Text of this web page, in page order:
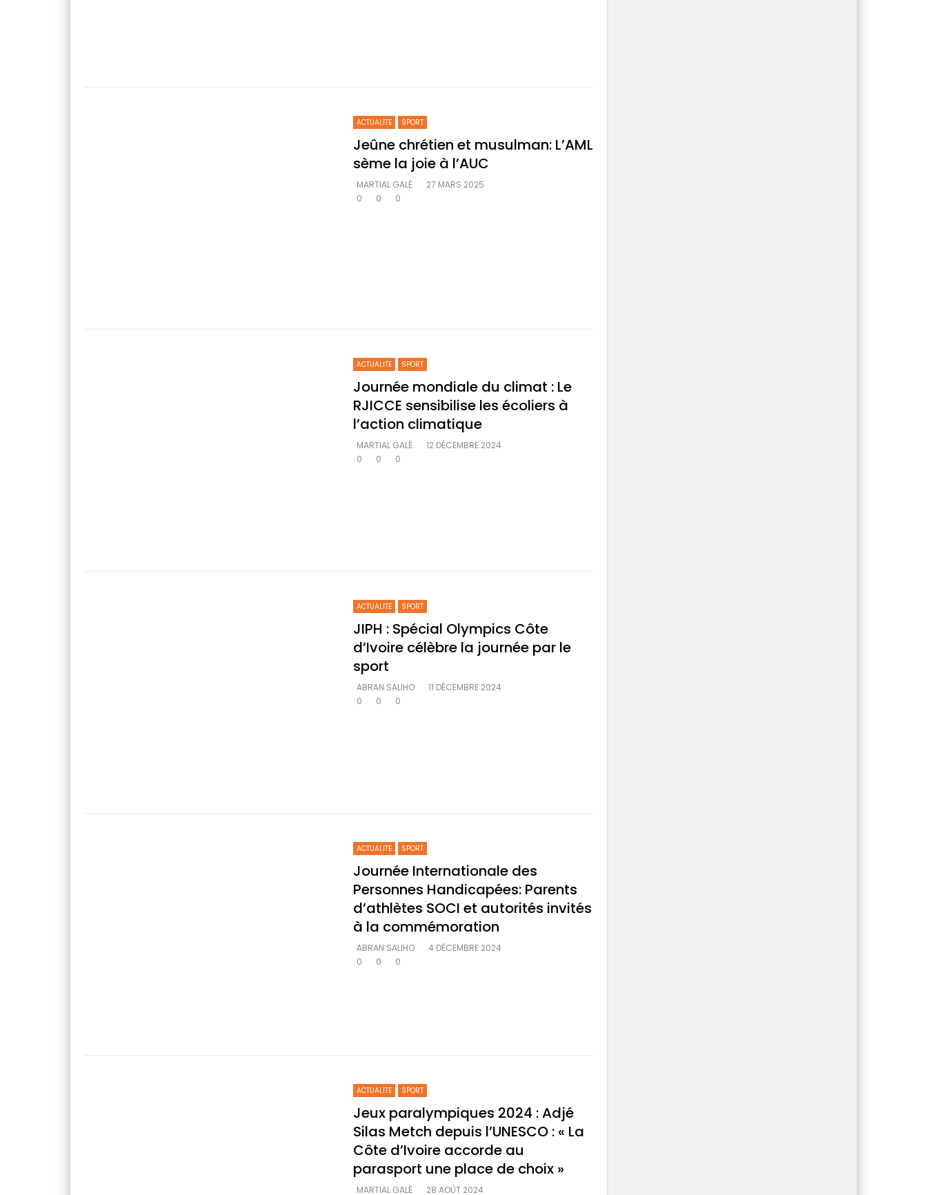
ACTUALITE SPORT
Jeûne chrétien et musulman: L’AML
sème la joie à l’AUC
MARTIAL GALÉ
27 MARS 2025
0
0 0
ACTUALITE SPORT
Journée mondiale du climat : Le
RJICCE sensibilise les écoliers à
l’action climatique
MARTIAL GALÉ
12 DÉCEMBRE 2024
0
0 0
ACTUALITE SPORT
JIPH : Spécial Olympics Côte
d’Ivoire célèbre la journée par le
sport
ABRAN SALIHO
11 DÉCEMBRE 2024
0
0 0
ACTUALITE SPORT
Journée Internationale des
Personnes Handicapées: Parents
d’athlètes SOCI et autorités invités
à la commémoration
ABRAN SALIHO
4 DÉCEMBRE 2024
0
0 0
ACTUALITE SPORT
Jeux paralympiques 2024 : Adjé
Silas Metch depuis l’UNESCO : « La
Côte d’Ivoire accorde au
parasport une place de choix »
MARTIAL GALÉ 28 AOÛT 2024